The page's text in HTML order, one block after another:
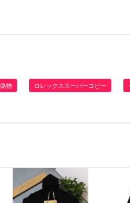
物 ロレックススーパーコピー